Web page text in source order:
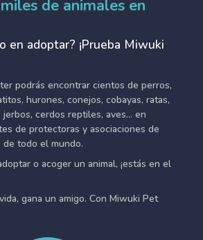
de animales en
en adoptar? ¡Prueba Miwuki
podrás encontrar cientos de perros,
hurones, conejos, cobayas, ratas,
cerdos reptiles, aves... en
de protectoras y asociaciones de
de todo el mundo.
o acoger un animal, ¡estás en el
gana un amigo. Con Miwuki Pet